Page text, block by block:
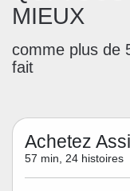
MIEUX
comme plus de
fait
Achetez
57 min, 24 histoires